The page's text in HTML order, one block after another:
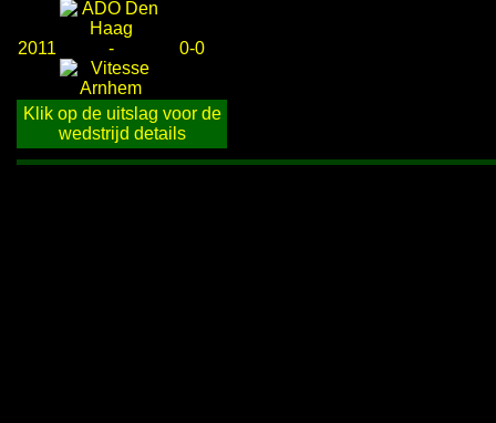
2011 - 0-0
Klik op de uitslag voor de
wedstrijd details